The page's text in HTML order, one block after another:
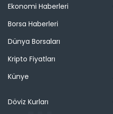
Ekonomi Haberleri
Borsa Haberleri
Dünya Borsaları
Kripto Fiyatları
Künye
Döviz Kurları